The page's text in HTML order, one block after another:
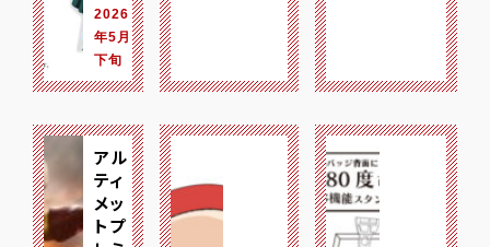
2026
年5月
下旬
アル
ティ
メッ
トプ